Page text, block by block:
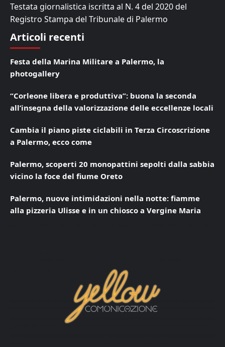
Testata giornalistica iscritta al N. 4 del 2020 del
Registro Stampa del Tribunale di Palermo
Articoli recenti
Festa della Marina Militare a Palermo, la
photogallery
“Corleone libera e produttiva”: buona la seconda
all’insegna della valorizzazione delle eccellenze locali
Cambia il piano piste ciclabili in Terza Circoscrizione
a Palermo, ecco come
Palermo, scoperti 20 monopattini sepolti dalla sabbia
vicino la foce del fiume Oreto
Palermo, nuove intimidazioni nella notte: fiamme
alla pizzeria Ulisse e in un chiosco a Vergine Maria